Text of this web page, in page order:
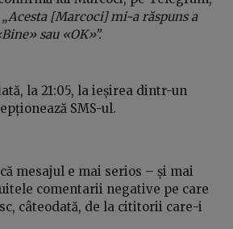
„Acesta [Marcoci]mi-a răspuns a
sau «OK»”.
la 21:05, la ieșirea dintr-un
SMS-ul.
mesajul e mai serios – și mai
comentarii negative pe care
câteodată, de la cititorii care-i